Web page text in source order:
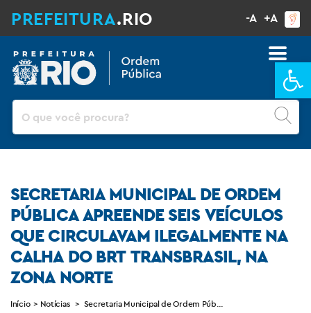
PREFEITURA.RIO -A +A
SECRETARIA MUNICIPAL DE ORDEM
PÚBLICA APREENDE SEIS VEÍCULOS
QUE CIRCULAVAM ILEGALMENTE NA
CALHA DO BRT TRANSBRASIL, NA
ZONA NORTE
Início > Notícias > Secretaria Municipal de Ordem Pública apreende seis